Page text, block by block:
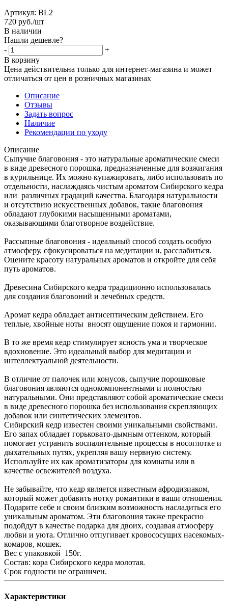
Артикул: BL2
720 руб./шт
В наличии
Нашли дешевле?
-
+
В корзину
Цена действительна только для интернет-магазина и может
отличаться от цен в розничных магазинах
Описание
Отзывы
Задать вопрос
Наличие
Рекомендации по уходу
Описание
Сыпучие благовония - это натуральные ароматические смеси
в виде древесного порошка, предназначенные для возжигания
в курильнице. Их можно купажировать, либо использовать по
отдельности, наслаждаясь чистым ароматом Сибирского кедра
или различных градаций качества. Благодаря натуральности
и отсутствию искусственных добавок, такие благовония
обладают глубокими насыщенными ароматами,
оказывающими благотворное воздействие.
Рассыпные благовония - идеальный способ создать особую
атмосферу, сфокусироваться на медитации и, расслабиться.
Оцените красоту натуральных ароматов и откройте для себя
путь ароматов.
Древесина Сибирского кедра традиционно использовалась
для создания благовоний и лечебных средств.
Аромат кедра обладает антисептическим действием. Его
теплые, хвойные ноты вносят ощущение покоя и гармонии.
В то же время кедр стимулирует ясность ума и творческое
вдохновение. Это идеальный выбор для медитации и
интеллектуальной деятельности.
В отличие от палочек или конусов, сыпучие порошковые
благовония являются однокомпонентными и полностью
натуральными. Они представляют собой ароматические смеси
в виде древесного порошка без использования скрепляющих
добавок или синтетических элементов.
Сибирский кедр известен своими уникальными свойствами.
Его запах обладает горьковато-дымным оттенком, который
помогает устранить воспалительные процессы в носоглотке и
дыхательных путях, укрепляя вашу нервную систему.
Используйте их как ароматизаторы для комнаты или в
качестве освежителей воздуха.
Не забывайте, что кедр является известным афродизиаком,
который может добавить нотку романтики в ваши отношения.
Подарите себе и своим близким возможность насладиться его
уникальным ароматом. Эти благовония также прекрасно
подойдут в качестве подарка для двоих, создавая атмосферу
любви и уюта. Отлично отпугивает кровососущих насекомых-
комаров, мошек.
Вес с упаковкой 150г.
Состав: кора Сибирского кедра молотая.
Срок годности не ограничен.
Характеристики